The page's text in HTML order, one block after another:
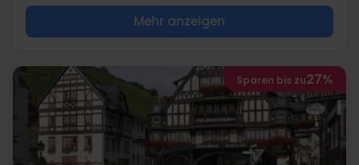
Mehr anzeigen
Sparen bis zu27%